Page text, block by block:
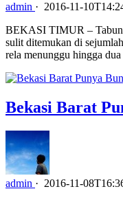
admin · 2016-11-
BEKASI TIMUR –
sulit ditemukan di
rela menunggu hingga
Bekasi Barat
admin · 2016-11-